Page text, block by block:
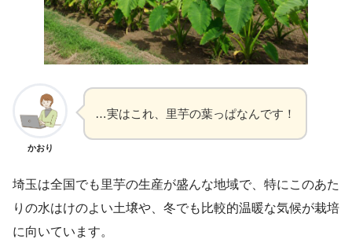
かおり
…実はこれ、里芋の葉っぱなんです！
埼玉は全国でも里芋の生産が盛んな地域で、特にこのあた
りの水はけのよい土壌や、冬でも比較的温暖な気候が栽培
に向いています。